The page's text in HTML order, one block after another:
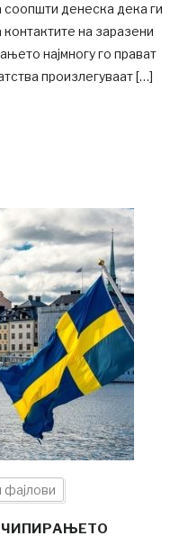
соопшти денеска дека ги
на заразени
најмногу го прават
произлегуваат […]
фајлови